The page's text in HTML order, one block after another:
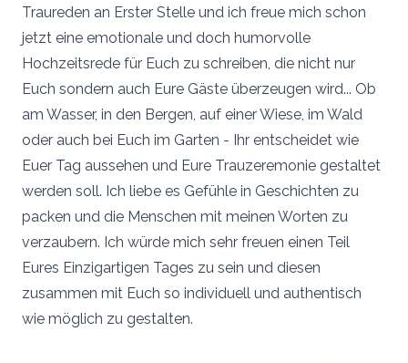
Traureden an Erster Stelle und ich freue mich schon
jetzt eine emotionale und doch humorvolle
Hochzeitsrede für Euch zu schreiben, die nicht nur
Euch sondern auch Eure Gäste überzeugen wird... Ob
am Wasser, in den Bergen, auf einer Wiese, im Wald
oder auch bei Euch im Garten - Ihr entscheidet wie
Euer Tag aussehen und Eure Trauzeremonie gestaltet
werden soll. Ich liebe es Gefühle in Geschichten zu
packen und die Menschen mit meinen Worten zu
verzaubern. Ich würde mich sehr freuen einen Teil
Eures Einzigartigen Tages zu sein und diesen
zusammen mit Euch so individuell und authentisch
wie möglich zu gestalten.